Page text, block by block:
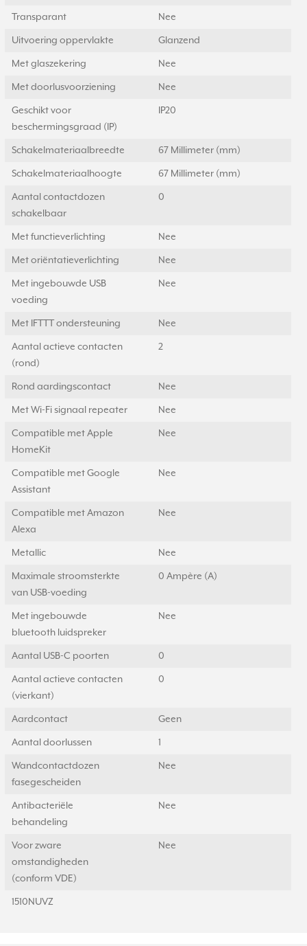
Transparant Nee
Uitvoering oppervlakte Glanzend
Met glaszekering Nee
Met doorlusvoorziening Nee
Geschikt voor
beschermingsgraad (IP)
IP20
Schakelmateriaalbreedte 67 Millimeter (mm)
Schakelmateriaalhoogte 67 Millimeter (mm)
Aantal contactdozen
schakelbaar
0
Met functieverlichting Nee
Met oriëntatieverlichting Nee
Met ingebouwde USB
voeding
Nee
Met IFTTT ondersteuning Nee
Aantal actieve contacten
(rond)
2
Rond aardingscontact Nee
Met Wi-Fi signaal repeater Nee
Compatible met Apple
HomeKit
Nee
Compatible met Google
Assistant
Nee
Compatible met Amazon
Alexa
Nee
Metallic Nee
Maximale stroomsterkte
van USB-voeding
0 Ampère (A)
Met ingebouwde
bluetooth luidspreker
Nee
Aantal USB-C poorten 0
Aantal actieve contacten
(vierkant)
0
Aardcontact Geen
Aantal doorlussen 1
Wandcontactdozen
fasegescheiden
Nee
Antibacteriële
behandeling
Nee
Voor zware
omstandigheden
(conform VDE)
Nee
1510NUVZ